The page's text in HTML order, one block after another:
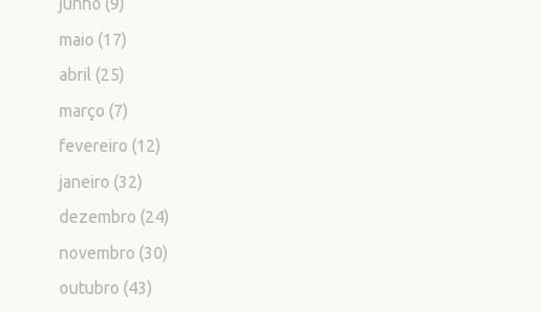
junho (9)
maio (17)
abril (25)
março (7)
fevereiro (12)
janeiro (32)
dezembro (24)
novembro (30)
outubro (43)